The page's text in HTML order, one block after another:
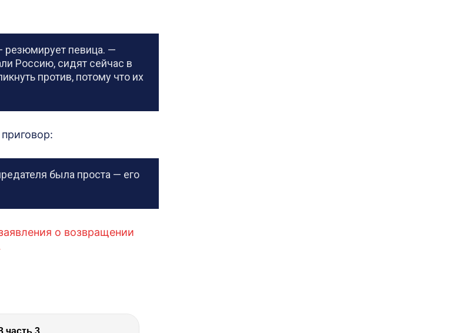
резюмирует певица. —
Россию, сидят сейчас в
против, потому что их
была проста — его
о возвращении
3